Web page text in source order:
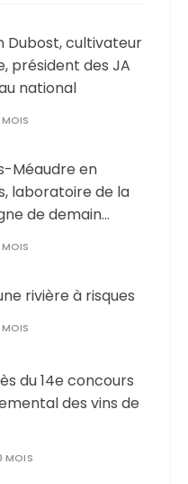
Dubost, cultivateur
président des JA
national
Méaudre en
laboratoire de la
de demain…
rivière à risques
du 14e concours
des vins de
MOIS